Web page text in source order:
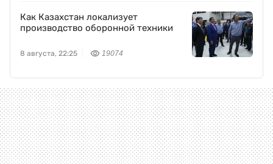
Как Казахстан локализует
производство оборонной техники
8 августа, 22:25 19074